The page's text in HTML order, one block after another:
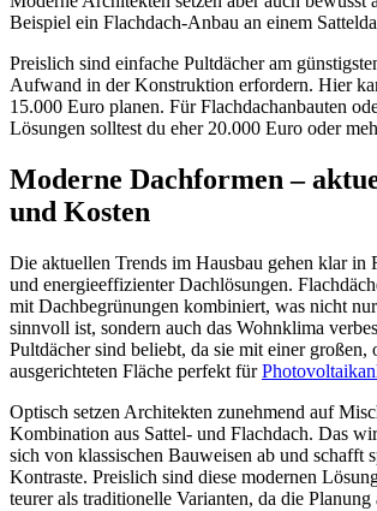
Beispiel ein Flachdach-Anbau an einem
Preislich sind einfache Pultdächer am
Aufwand in der Konstruktion erfordern. Hier
15.000 Euro planen. Für Flachdachanbauten
Lösungen solltest du eher 20.000 Euro oder
Moderne Dachformen –
und Kosten
Die aktuellen Trends im Hausbau gehen klar in
und energieeffizienter Dachlösungen.
mit Dachbegrünungen kombiniert, was nicht
sinnvoll ist, sondern auch das Wohnklima
Pultdächer sind beliebt, da sie mit einer großen,
ausgerichteten Fläche perfekt für
Optisch setzen Architekten zunehmend auf
Kombination aus Sattel- und Flachdach. Das
sich von klassischen Bauweisen ab und schafft
Kontraste. Preislich sind diese modernen
teurer als traditionelle Varianten, da die